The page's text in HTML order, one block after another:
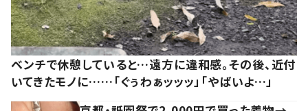
ベンチで休憩していると…遠方に違和感。その後、近付
いてきたモノに……「ぐぅわぁッッッ」「やばいよ…」